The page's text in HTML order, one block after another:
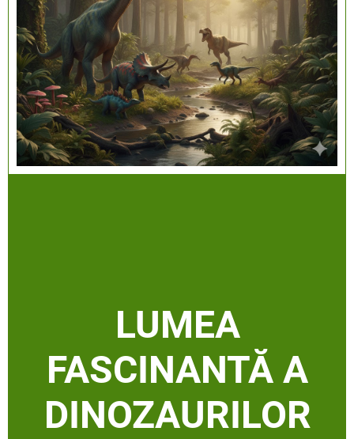
LUMEA
FASCINANTĂ A
DINOZAURILOR